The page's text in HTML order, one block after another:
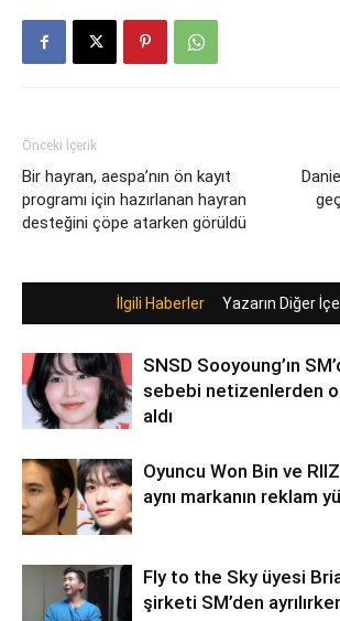
Önceki İçerik
Bir hayran, aespa’nın ön kayıt
programı için hazırlanan hayran
desteğini çöpe atarken görüldü
İlgili Haberler Yazarın Diğer
SNSD Sooyoung’ın
sebebi netizenlerden
aldı
Oyuncu Won Bin ve
aynı markanın reklam
Fly to the Sky üyesi
şirketi SM’den